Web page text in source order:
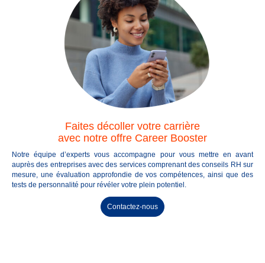
Faites décoller votre carrière
avec notre offre Career Booster
Notre équipe d’experts vous accompagne pour vous mettre en avant
auprès des entreprises avec des services comprenant des conseils RH sur
mesure, une évaluation approfondie de vos compétences, ainsi que des
tests de personnalité pour révéler votre plein potentiel.
Contactez-nous